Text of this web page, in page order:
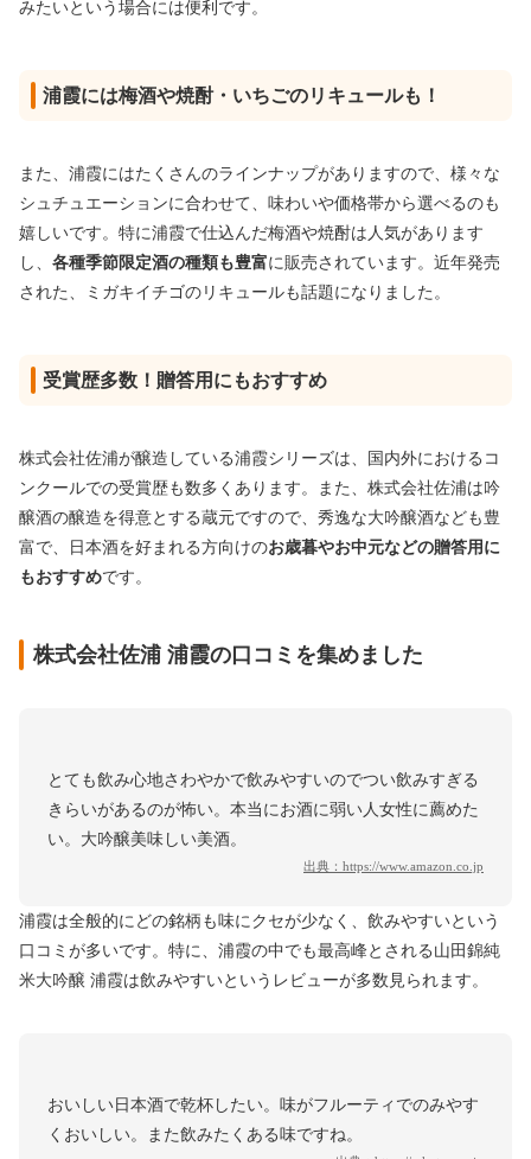
みたいという場合には便利です。
浦霞には梅酒や焼酎・いちごのリキュールも！
また、浦霞にはたくさんのラインナップがありますので、様々な
シュチュエーションに合わせて、味わいや価格帯から選べるのも
嬉しいです。特に浦霞で仕込んだ梅酒や焼酎は人気があります
し、 各種季節限定酒の種類も豊富に販売されています。近年発売
された、ミガキイチゴのリキュールも話題になりました。
受賞歴多数！贈答用にもおすすめ
株式会社佐浦が醸造している浦霞シリーズは、国内外におけるコ
ンクールでの受賞歴も数多くあります。また、株式会社佐浦は吟
醸酒の醸造を得意とする蔵元ですので、秀逸な大吟醸酒なども豊
富で、日本酒を好まれる方向けのお歳暮やお中元などの贈答用に
もおすすめです。
株式会社佐浦 浦霞の口コミを集めました
とても飲み心地さわやかで飲みやすいのでつい飲みすぎる
きらいがあるのが怖い。本当にお酒に弱い人女性に薦めた
い。大吟醸美味しい美酒。
出典： https://www.amazon.co.jp
浦霞は全般的にどの銘柄も味にクセが少なく、飲みやすいという
口コミが多いです。特に、浦霞の中でも最高峰とされる山田錦純
米大吟醸 浦霞は飲みやすいというレビューが多数見られます。
おいしい日本酒で乾杯したい。味がフルーティでのみやす
くおいしい。また飲みたくある味ですね。